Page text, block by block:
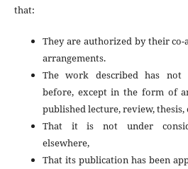
that:
They are authorized by their
arrangements.
The work described has not
before, except in the form of
published lecture, review,
That it is not under
elsewhere,
That its publication has been